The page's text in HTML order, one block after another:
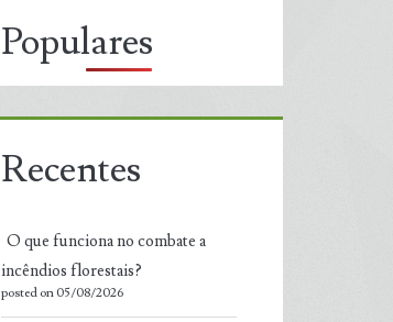
Populares
Recentes
O que funciona no combate a
incêndios florestais?
posted on 05/08/2026